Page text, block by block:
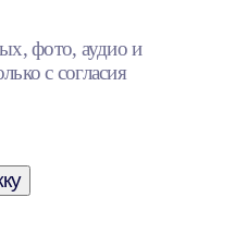
фото, аудио и
с согласия